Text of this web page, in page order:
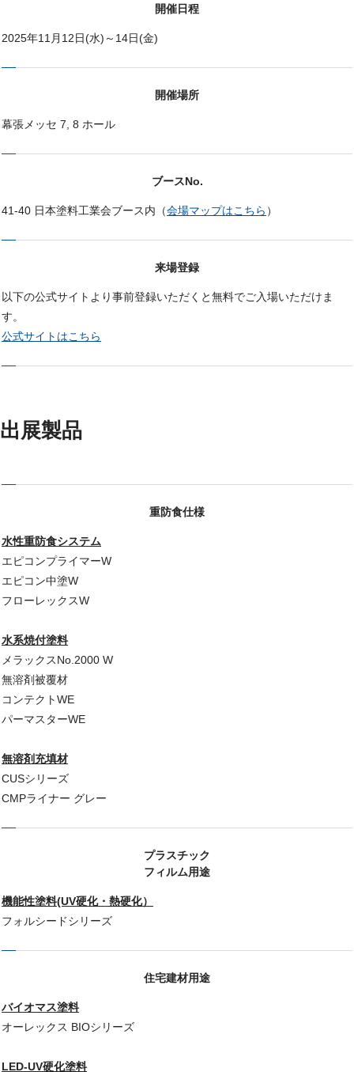
開催日程
2025年11月12日(水)～14日(金)
開催場所
幕張メッセ 7, 8 ホール
ブースNo.
41-40 日本塗料工業会ブース内（会場マップはこちら ）
来場登録
以下の公式サイトより事前登録いただくと無料でご入場いただけま
す。
公式サイトはこちら
出展製品
重防食仕様
水性重防食システム
エピコンプライマーW
エピコン中塗W
フローレックスW
水系焼付塗料
メラックスNo.2000 W
無溶剤被覆材
コンテクトWE
パーマスターWE
無溶剤充填材
CUSシリーズ
CMPライナー グレー
プラスチック
フィルム用途
機能性塗料(UV硬化・熱硬化）
フォルシードシリーズ
住宅建材用途
バイオマス塗料
オーレックス BIOシリーズ
LED-UV硬化塗料